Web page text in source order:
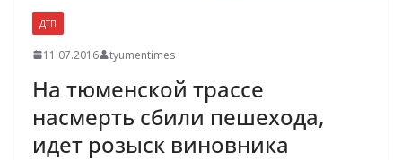
ДТП
11.07.2016 tyumentimes
На тюменской трассе
насмерть сбили пешехода,
идет розыск виновника